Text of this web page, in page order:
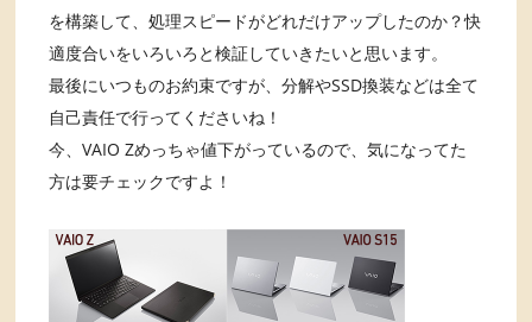
を構築して、処理スピードがどれだけアップしたのか？快
適度合いをいろいろと検証していきたいと思います。
最後にいつものお約束ですが、分解やSSD換装などは全て
自己責任で行ってくださいね！
今、VAIO Zめっちゃ値下がっているので、気になってた
方は要チェックですよ！